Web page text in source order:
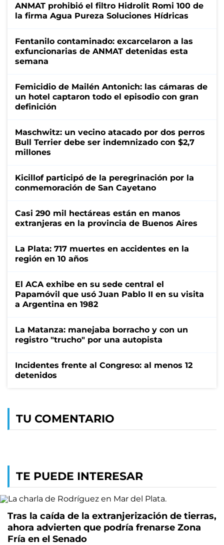
ANMAT prohibió el filtro Hidrolit Romi 100 de
la firma Agua Pureza Soluciones Hídricas
Fentanilo contaminado: excarcelaron a las
exfuncionarias de ANMAT detenidas esta
semana
Femicidio de Mailén Antonich: las cámaras de
un hotel captaron todo el episodio con gran
definición
Maschwitz: un vecino atacado por dos perros
Bull Terrier debe ser indemnizado con $2,7
millones
Kicillof participó de la peregrinación por la
conmemoración de San Cayetano
Casi 290 mil hectáreas están en manos
extranjeras en la provincia de Buenos Aires
La Plata: 717 muertes en accidentes en la
región en 10 años
El ACA exhibe en su sede central el
Papamóvil que usó Juan Pablo II en su visita
a Argentina en 1982
La Matanza: manejaba borracho y con un
registro "trucho" por una autopista
Incidentes frente al Congreso: al menos 12
detenidos
TU COMENTARIO
TE PUEDE INTERESAR
Tras la caída de la extranjerización de tierras,
ahora advierten que podría frenarse Zona
Fría en el Senado